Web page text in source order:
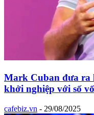
Mark Cuban đưa ra
khởi nghiệp với số
cafebiz.vn - 29/08/2025